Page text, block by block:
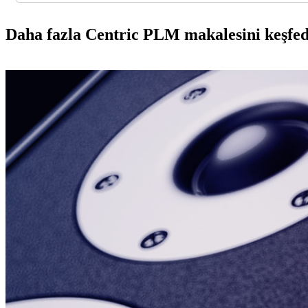
Daha fazla Centric PLM makalesini